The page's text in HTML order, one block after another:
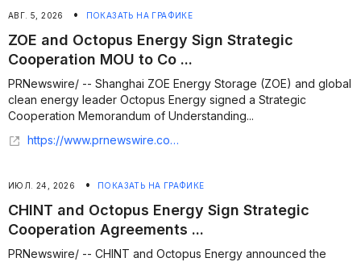
АВГ. 5, 2026 • ПОКАЗАТЬ НА ГРАФИКЕ
ZOE and Octopus Energy Sign Strategic
Cooperation MOU to Co ...
PRNewswire/ -- Shanghai ZOE Energy Storage (ZOE) and global
clean energy leader Octopus Energy signed a Strategic
Cooperation Memorandum of Understanding...
https://www.prnewswire.com/news-releases/strong-alliance-smart-blueprint-for-new-power-systems--zoe-and-octopus-energy-sign-strategic-cooperation-mou-to-co-develop-chinas-vpp-and-smart-energy-landscape-302842143.html
ИЮЛ. 24, 2026 • ПОКАЗАТЬ НА ГРАФИКЕ
CHINT and Octopus Energy Sign Strategic
Cooperation Agreements ...
PRNewswire/ -- CHINT and Octopus Energy announced the